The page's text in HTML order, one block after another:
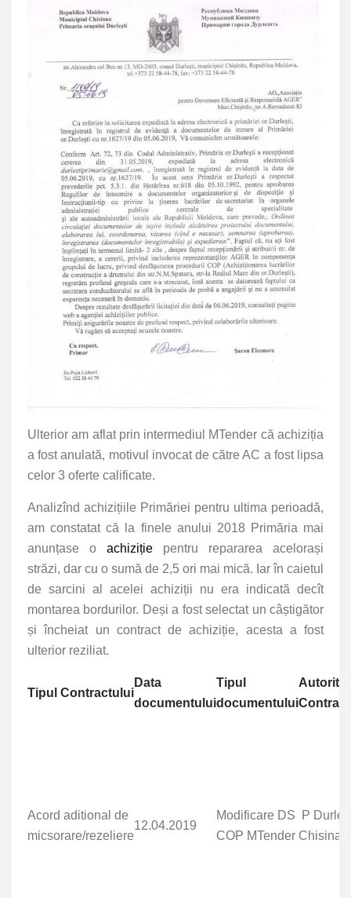
Ulterior am aflat prin intermediul MTender că achiziția
a fost anulată, motivul invocat de către AC a fost lipsa
celor 3 oferte calificate.
Analizînd achizițiile Primăriei pentru ultima perioadă,
am constatat că la finele anului 2018 Primăria mai
anunțase o achiziție pentru repararea acelorași
străzi, dar cu o sumă de 2,5 ori mai mică. Iar în caietul
de sarcini al acelei achiziții nu era indicată decît
montarea bordurilor. Deși a fost selectat un câștigător
și încheiat un contract de achiziție, acesta a fost
ulterior reziliat.
Tipul Contractului
Data
documentului
Tipul
documentului
Acord aditional de
micsorare/rezeliere
12.04.2019
Modificare DS
COP MTender
P
Chisinau